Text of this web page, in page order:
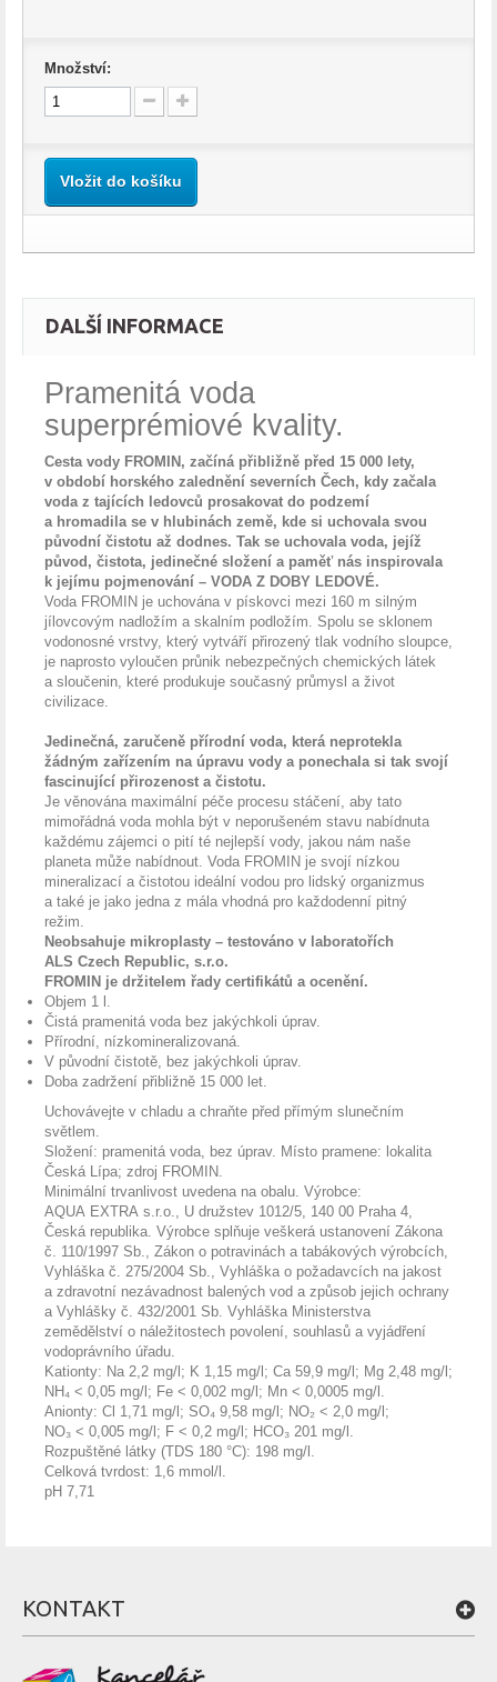
Množství:
Vložit do košíku
DALŠÍ INFORMACE
Pramenitá voda
superprémiové kvality.
Cesta vody FROMIN, začíná přibližně před 15 000 lety,
v období horského zalednění severních Čech, kdy začala
voda z tajících ledovců prosakovat do podzemí
a hromadila se v hlubinách země, kde si uchovala svou
původní čistotu až dodnes. Tak se uchovala voda, jejíž
původ, čistota, jedinečné složení a paměť nás inspirovala
k jejímu pojmenování – VODA Z DOBY LEDOVÉ.
Voda FROMIN je uchována v pískovci mezi 160 m silným
jílovcovým nadložím a skalním podložím. Spolu se sklonem
vodonosné vrstvy, který vytváří přirozený tlak vodního sloupce,
je naprosto vyloučen průnik nebezpečných chemických látek
a sloučenin, které produkuje současný průmysl a život
civilizace.
Jedinečná, zaručeně přírodní voda, která neprotekla
žádným zařízením na úpravu vody a ponechala si tak svojí
fascinující přirozenost a čistotu.
Je věnována maximální péče procesu stáčení, aby tato
mimořádná voda mohla být v neporušeném stavu nabídnuta
každému zájemci o pití té nejlepší vody, jakou nám naše
planeta může nabídnout. Voda FROMIN je svojí nízkou
mineralizací a čistotou ideální vodou pro lidský organizmus
a také je jako jedna z mála vhodná pro každodenní pitný
režim.
Neobsahuje mikroplasty – testováno v laboratořích
ALS Czech Republic, s.r.o.
FROMIN je držitelem řady certifikátů a ocenění.
Objem 1 l.
Čistá pramenitá voda bez jakýchkoli úprav.
Přírodní, nízkomineralizovaná.
V původní čistotě, bez jakýchkoli úprav.
Doba zadržení přibližně 15 000 let.
Uchovávejte v chladu a chraňte před přímým slunečním
světlem.
Složení: pramenitá voda, bez úprav. Místo pramene: lokalita
Česká Lípa; zdroj FROMIN.
Minimální trvanlivost uvedena na obalu. Výrobce:
AQUA EXTRA s.r.o., U družstev 1012/5, 140 00 Praha 4,
Česká republika. Výrobce splňuje veškerá ustanovení Zákona
č. 110/1997 Sb., Zákon o potravinách a tabákových výrobcích,
Vyhláška č. 275/2004 Sb., Vyhláška o požadavcích na jakost
a zdravotní nezávadnost balených vod a způsob jejich ochrany
a Vyhlášky č. 432/2001 Sb. Vyhláška Ministerstva
zemědělství o náležitostech povolení, souhlasů a vyjádření
vodoprávního úřadu.
Kationty: Na 2,2 mg/l; K 1,15 mg/l; Ca 59,9 mg/l; Mg 2,48 mg/l;
NH₄ < 0,05 mg/l; Fe < 0,002 mg/l; Mn < 0,0005 mg/l.
Anionty: Cl 1,71 mg/l; SO₄ 9,58 mg/l; NO₂ < 2,0 mg/l;
NO₃ < 0,005 mg/l; F < 0,2 mg/l; HCO₃ 201 mg/l.
Rozpuštěné látky (TDS 180 °C): 198 mg/l.
Celková tvrdost: 1,6 mmol/l.
pH 7,71
KONTAKT